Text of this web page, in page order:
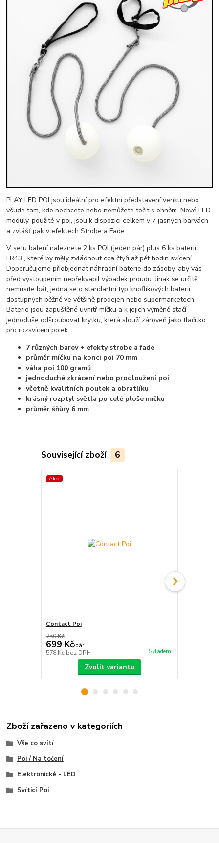
PLAY LED POI jsou ideální pro efektní představení venku nebo
všude tam, kde nechcete nebo nemůžete točit s ohněm. Nové LED
moduly, použité v poi, jsou k dispozici celkem v 7 jasných barvách
a zvlášť pak v efektech Strobe a Fade.
V setu balení naleznete 2 ks POI (jeden pár) plus 6 ks baterií
LR43 , které by měly zvládnout cca čtyři až pět hodin svícení.
Doporučujeme přiobjednat náhradní baterie do zásoby, aby vás
před vystoupením nepřekvapil výpadek proudu. Jinak se určitě
nemusíte bát, jedná se o standartní typ knoflíkových baterií
dostupných běžně ve většině prodejen nebo supermarketech.
Baterie jsou zapuštěné uvnitř míčku a k jejich výměně stačí
jednoduše odšroubovat krytku, která slouží zároveň jako tlačítko
pro rozsvícení poiek.
7 různých barev + efekty strobe a fade
průměr míčku na konci poi 70 mm
váha poi 100 gramů
jednoduché zkrácení nebo prodloužení poi
včetně kvalitních poutek a obratlíku
krásný rozptyl světla po celé ploše míčku
průměr šňůry 6 mm
Související zboží 6
Akce
Contact Poi
750 Kč
699 Kč/pár
578 Kč bez DPH Skladem
Zvolit variantu
Zboží zařazeno v kategoriích
Vše co svítí
Poi / Na točení
Elektronické - LED
Svíticí Poi